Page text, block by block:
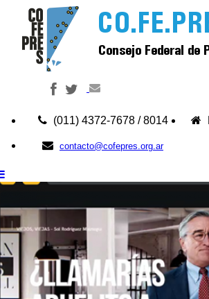
(011) 4372-7678 / 8014
contacto@cofepres.org.ar